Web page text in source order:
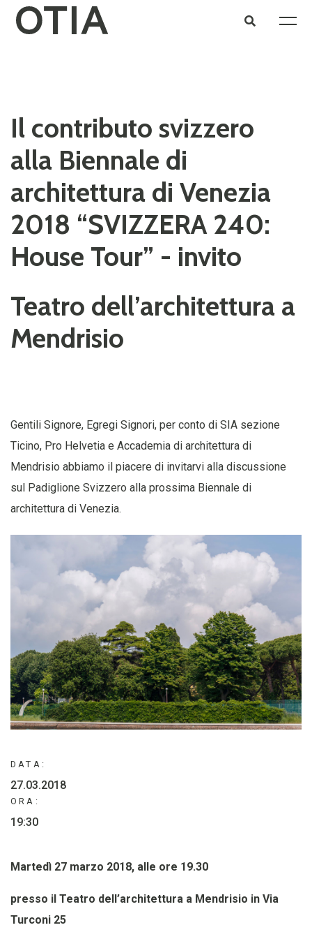
Il contributo svizzero
alla Biennale di
architettura di Venezia
2018 “SVIZZERA 240:
House Tour” - invito
Teatro dell’architettura a
Mendrisio
Gentili Signore, Egregi Signori, per conto di SIA sezione
Ticino, Pro Helvetia e Accademia di architettura di
Mendrisio abbiamo il piacere di invitarvi alla discussione
sul Padiglione Svizzero alla prossima Biennale di
architettura di Venezia.
DATA:
27.03.2018
ORA:
19:30
Martedì 27 marzo 2018, alle ore 19.30
presso il Teatro dell’architettura a Mendrisio in Via
Turconi 25